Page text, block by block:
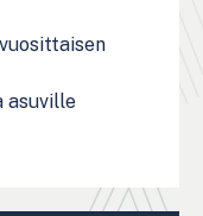
asuville